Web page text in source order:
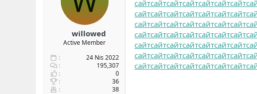
willowed
Active Member
24 Nis 2022
195,307
0
36
38
сайтсайтсайтсайтсайтсайтсайт
сайтсайтсайтсайтсайтсайтсайт
сайтсайтсайтсайтсайтсайтсайт
сайтсайтсайтсайтсайтсайтсайт
сайтсайтсайтсайтсайтсайтсайт
сайтсайтсайтсайтсайтсайтсайт
сайтсайтсайтсайтсайтсайтсайт